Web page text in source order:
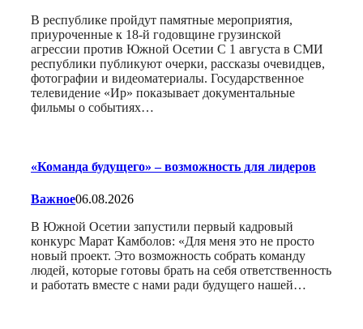
В республике пройдут памятные мероприятия,
приуроченные к 18-й годовщине грузинской
агрессии против Южной Осетии С 1 августа в СМИ
республики публикуют очерки, рассказы очевидцев,
фотографии и видеоматериалы. Государственное
телевидение «Ир» показывает документальные
фильмы о событиях…
«Команда будущего» – возможность для лидеров
Важное06.08.2026
В Южной Осетии запустили первый кадровый
конкурс Марат Камболов: «Для меня это не просто
новый проект. Это возможность собрать команду
людей, которые готовы брать на себя ответственность
и работать вместе с нами ради будущего нашей…